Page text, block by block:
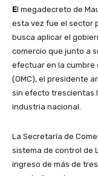
El megadecreto de
esta vez fue el sector
busca aplicar el
comercio que junto a
efectuar en la cumbre
(OMC), el presidente
sin efecto trescientas
industria nacional.
La Secretaría de
sistema de control de
ingreso de más de